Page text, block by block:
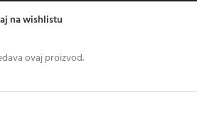
na wishlistu
ovaj proizvod.